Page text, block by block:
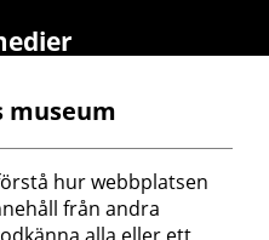
museum
hur webbplatsen
från andra